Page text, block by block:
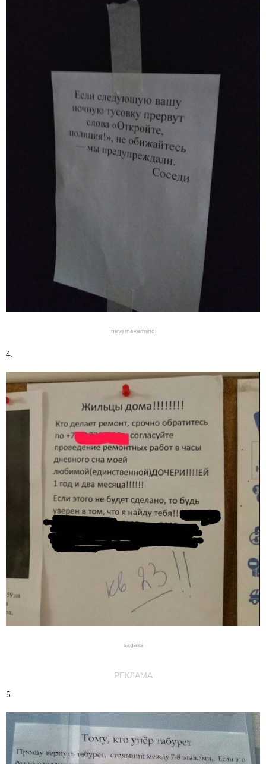
nevernevermind
4.
sagaks
РЕКЛАМА
5.